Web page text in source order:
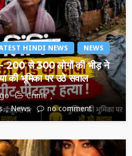
HINDI NEWS NEWS
200 से 300 लोगों की भीड़ ने
की भूमिका पर उठे सवाल
Crime
News no comment